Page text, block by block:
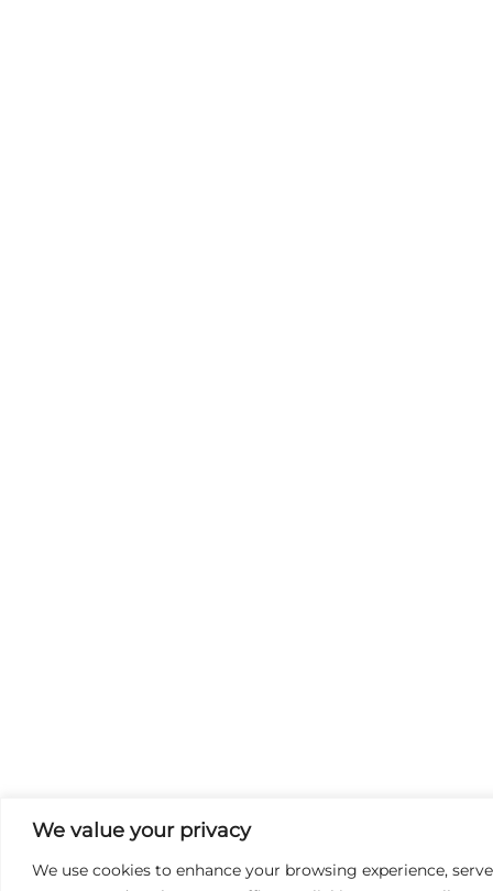
We value your privacy
We use cookies to enhance your browsing experience,